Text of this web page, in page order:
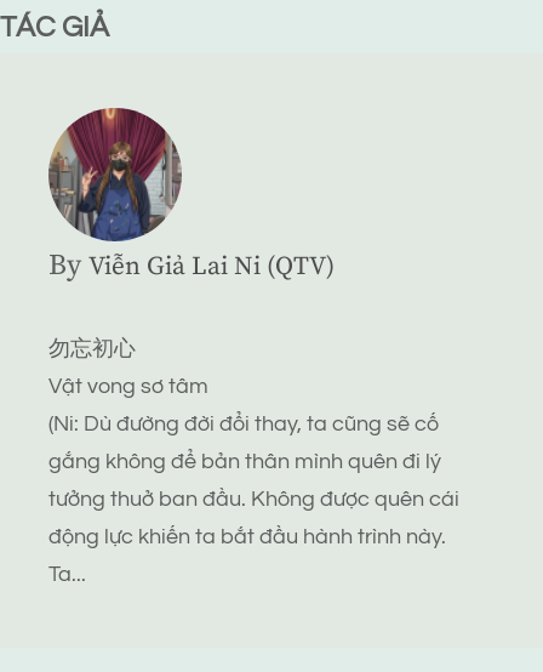
TÁC GIẢ
By Viễn Giả Lai Ni (QTV)
勿忘初心
Vật vong sơ tâm
(Ni: Dù đường đời đổi thay, ta cũng sẽ cố
gắng không để bản thân mình quên đi lý
tưởng thuở ban đầu. Không được quên cái
động lực khiến ta bắt đầu hành trình này.
Ta...